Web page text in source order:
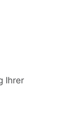
Ihrer